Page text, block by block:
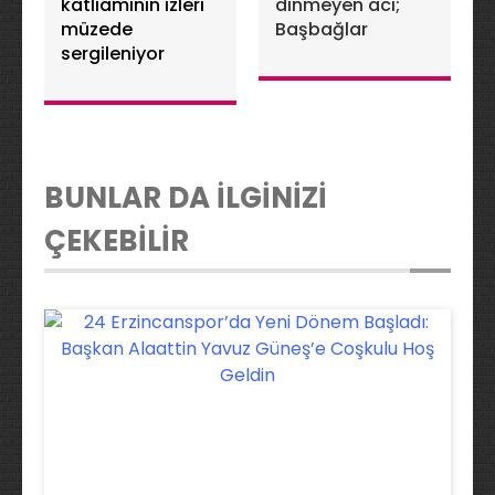
müzede
sergileniyor
Başbağlar
BUNLAR DA İLGİNİZİ
ÇEKEBİLİR